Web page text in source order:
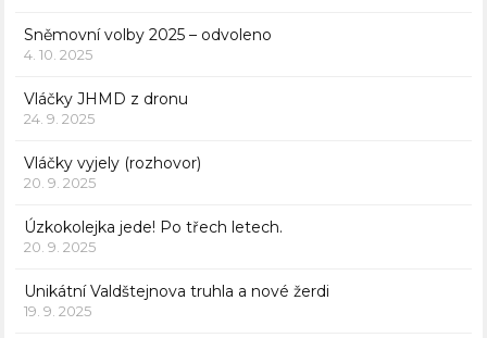
Sněmovní volby 2025 – odvoleno
4. 10. 2025
Vláčky JHMD z dronu
24. 9. 2025
Vláčky vyjely (rozhovor)
20. 9. 2025
Úzkokolejka jede! Po třech letech.
20. 9. 2025
Unikátní Valdštejnova truhla a nové žerdi
19. 9. 2025